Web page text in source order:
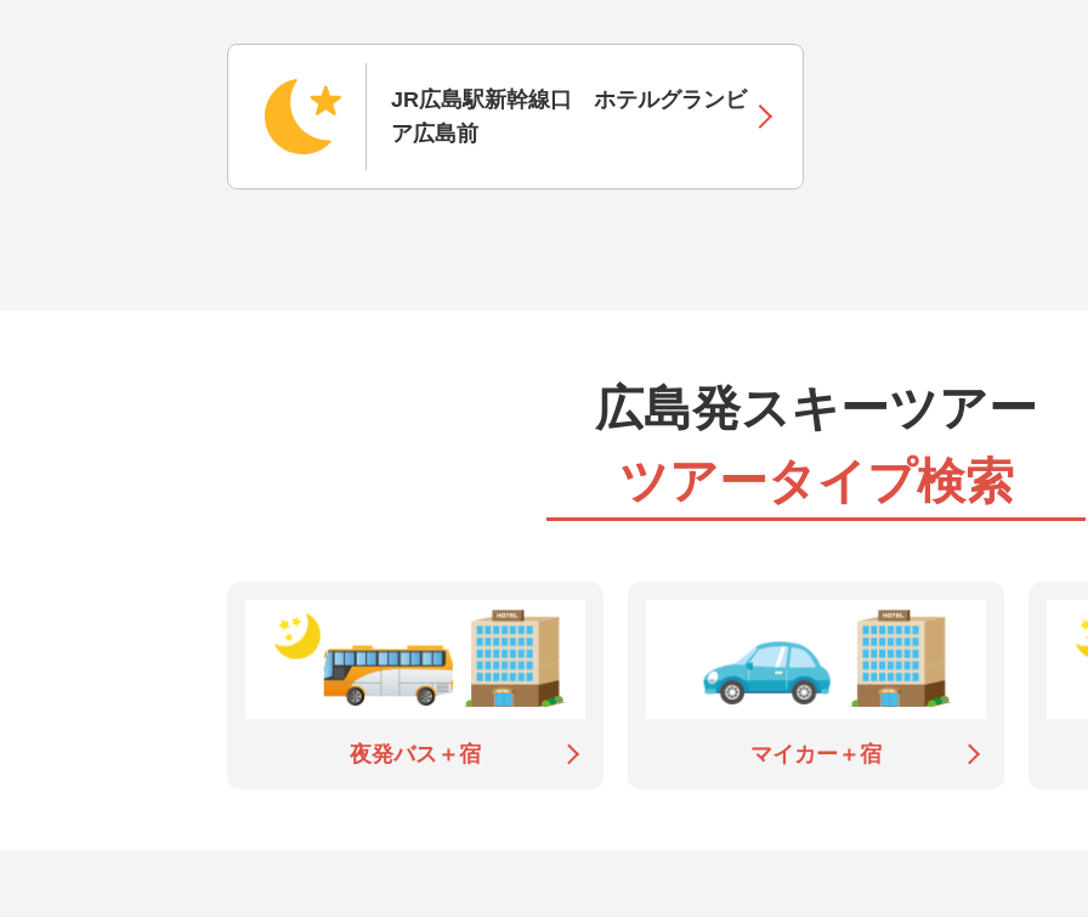
バス＆リフト券（宿泊）
宿泊先はお客様おまかせ！往復の夜発バスとオリオンツアー独自仕
行が楽しめます。
JR広島駅新幹線口 ホテルグランビ
ア広島前
広島発スキーツアー
ツアータイプ検索
夜発バス＋宿 マイカー＋宿